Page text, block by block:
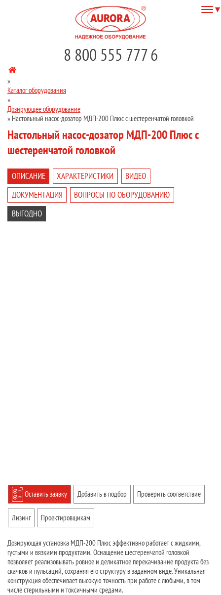
8 800 555 777 6
»
Каталог оборудования
»
Дозирующее оборудование
» Настольный насос-дозатор МДП-200 Плюс с шестеренчатой головкой
Настольный насос-дозатор МДП-200 Плюс с
шестеренчатой головкой
ОПИСАНИЕ ХАРАКТЕРИСТИКИ
ВИДЕО
ДОКУМЕНТАЦИЯ
ВОПРОСЫ ПО ОБОРУДОВАНИЮ
ВЫГОДНО
Оставить заявку Добавить в подбор Проверить соответствие
Лизинг Проектировщикам
Дозирующая установка МДП-200 Плюс эффективно работает с жидкими,
густыми и вязкими продуктами. Оснащение шестеренчатой головкой
позволяет реализовывать ровное и деликатное перекачивание продукта без
скачков и пульсаций, сохраняя его структуру в заданном виде. Уникальная
конструкция обеспечивает высокую точность при работе с любыми, в том
числе стерильными и токсичными средами.